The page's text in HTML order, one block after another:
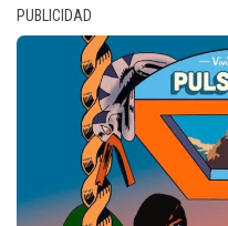
PUBLICIDAD